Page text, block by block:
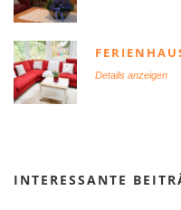
Details anzeigen
INTERESSANTE